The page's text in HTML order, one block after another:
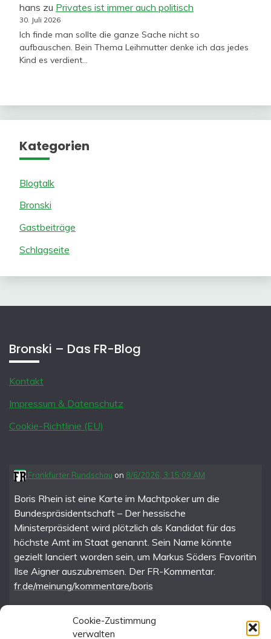
Cookie-Zustimmung
verwalten
hans zu Privates ist immer auch politisch
30. Juli 2026
Ich finde man sollte die ganze Sache nicht so
aufbauschen. Bein Thema Leihmutter denke ich das jedes
Kind es verdient…
Kategorien
Blogtalk
Bronski
Gastbeiträge
Schlagseite
Bronski – Das FR-Blog
Kontakt
Impressum & Datenschutz
Cookie-Richtlinie (EU)
Frankfurter Rundschau on 8/6/2026, 3:15:09 AM
Boris Rhein ist eine Karte im Machtpoker um die
Bundespräsidentschaft – Der hessische
Ministerpräsident wird plötzlich als Kandidat für das
höchste Amt im Staat genannt. Sein Name könnte
gezielt lanciert worden sein, um Markus Söders Favoritin
Ilse Aigner auszubremsen. Der FR-Kommentar.
fr.de/meinung/kommentare/boris